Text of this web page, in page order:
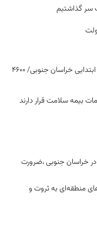
سر گذاشتیم
تقدیر مقام عالی وزارت از عملکرد جهادی معاونت آموزش ابتدایی خراسان جنوبی/ ۴۶۰۰
خراسان جنوبی ،ضرورت
منطقه‌ای به ثروت و